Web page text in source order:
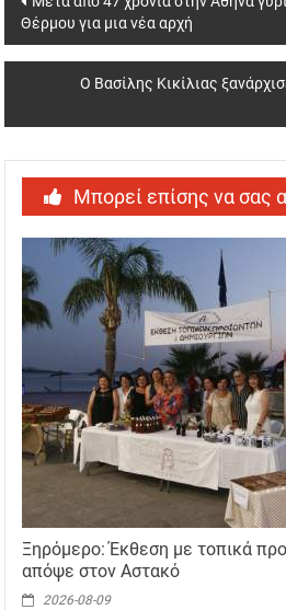
navigation
Θέρμου για μια νέα αρχή
Ο Βασίλης Κικίλιας
Μπορεί επίσης να σας
Ξηρόμερο: Έκθεση με τοπικά
απόψε στον Αστακό
2026-08-09